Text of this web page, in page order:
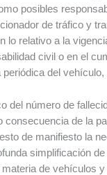
posibles
de tráfico y
lo relativo a la
civil o en el
del vehículo,
del número de
consecuencia de la
de manifiesto la
simplificación
de vehículos